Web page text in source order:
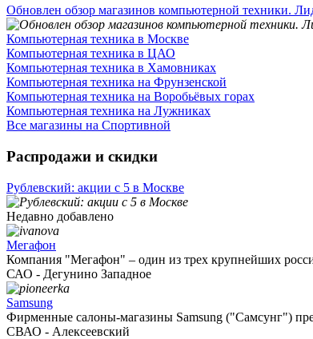
Обновлен обзор магазинов компьютерной техники.
Компьютерная техника в Москве
Компьютерная техника в ЦАО
Компьютерная техника в Хамовниках
Компьютерная техника на Фрунзенской
Компьютерная техника на Воробьёвых горах
Компьютерная техника на Лужниках
Все магазины на Спортивной
Распродажи и скидки
Рублевский: акции с 5 в Москве
Недавно добавлено
Мегафон
Компания "Мегафон" – один из трех крупнейших
САО - Дегунино Западное
Samsung
Фирменные салоны-магазины Samsung ("Самсунг")
СВАО - Алексеевский